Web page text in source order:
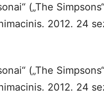
(„The
2012. 24
(„The
2012. 24